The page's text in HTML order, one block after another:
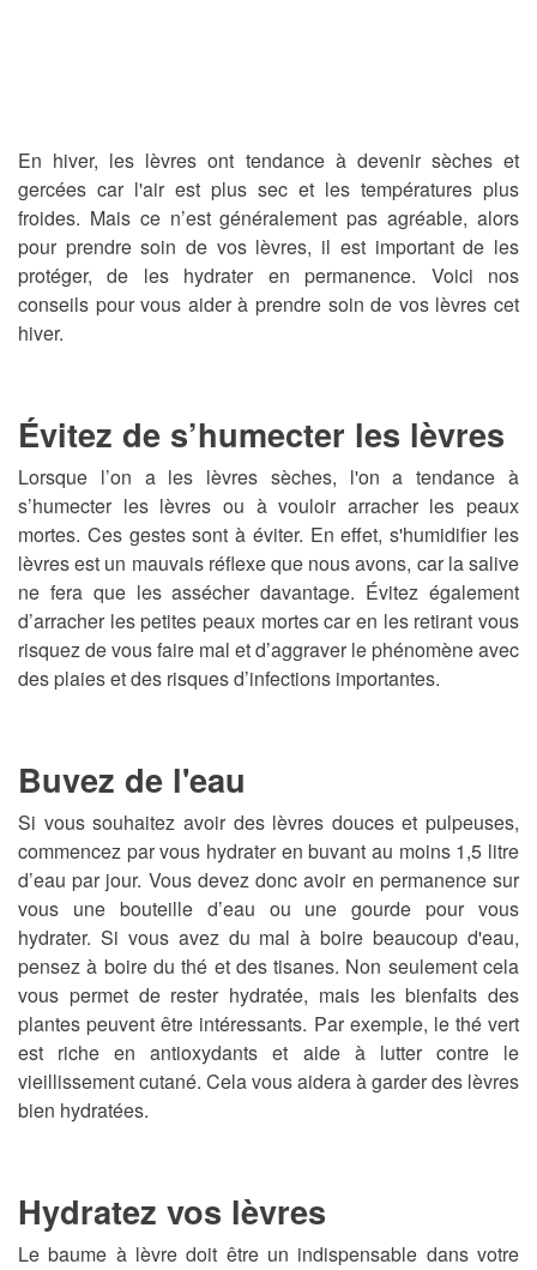
En hiver, les lèvres ont tendance à devenir sèches et
gercées car l'air est plus sec et les températures plus
froides. Mais ce n’est généralement pas agréable, alors
pour prendre soin de vos lèvres, il est important de les
protéger, de les hydrater en permanence. Voici nos
conseils pour vous aider à prendre soin de vos lèvres cet
hiver.
Évitez de s’humecter les lèvres
Lorsque l’on a les lèvres sèches, l'on a tendance à
s’humecter les lèvres ou à vouloir arracher les peaux
mortes. Ces gestes sont à éviter. En effet, s'humidifier les
lèvres est un mauvais réflexe que nous avons, car la salive
ne fera que les assécher davantage. Évitez également
d’arracher les petites peaux mortes car en les retirant vous
risquez de vous faire mal et d’aggraver le phénomène avec
des plaies et des risques d’infections importantes.
Buvez de l'eau
Si vous souhaitez avoir des lèvres douces et pulpeuses,
commencez par vous hydrater en buvant au moins 1,5 litre
d’eau par jour. Vous devez donc avoir en permanence sur
vous une bouteille d’eau ou une gourde pour vous
hydrater. Si vous avez du mal à boire beaucoup d'eau,
pensez à boire du thé et des tisanes. Non seulement cela
vous permet de rester hydratée, mais les bienfaits des
plantes peuvent être intéressants. Par exemple, le thé vert
est riche en antioxydants et aide à lutter contre le
vieillissement cutané. Cela vous aidera à garder des lèvres
bien hydratées.
Hydratez vos lèvres
Le baume à lèvre doit être un indispensable dans votre